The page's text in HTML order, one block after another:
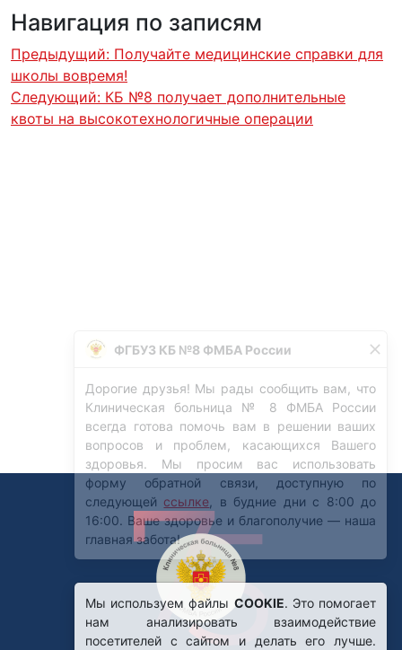
Навигация по записям
Предыдущий: Получайте медицинские справки для
школы вовремя!
Следующий: КБ №8 получает дополнительные
квоты на высокотехнологичные операции
Мы используем файлы COOKIE. Это помогает
нам анализировать взаимодействие
посетителей с сайтом и делать его лучше.